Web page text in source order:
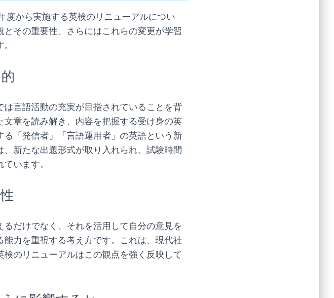
度から実施する英検のリニューアルについ
その重要性、さらにはこれらの変更が学習
言語活動の充実が目指されていることを背
章を読み解き、内容を把握する受け身の英
「発信者」「言語運用者」の英語という新
新たな出題形式が取り入れられ、試験時間
います。
だけでなく、それを活用して自分の意見を
力を重視する考え方です。これは、現代社
のリニューアルはこの観点を強く反映して